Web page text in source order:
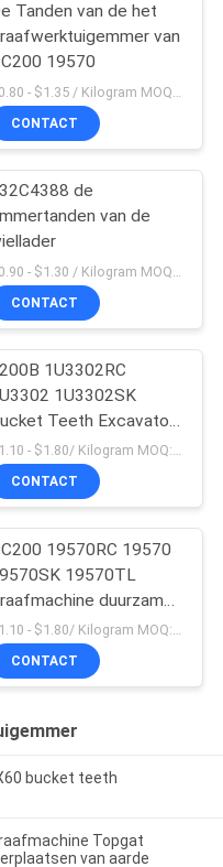
Tanden van de het
van
19570
CONTACT
de
van de
CONTACT
1U3302RC
1U3302SK
Teeth Excavator
$1.10 - $1.80/ Kilogram MOQ:100 Kilogram/Kilograms
CONTACT
19570RC 19570
19570TL
duurzame
voor
$1.10 - $1.80/ Kilogram MOQ:100 Kilogram/Kilogram
CONTACT
bucket teeth
Topgat
van aarde